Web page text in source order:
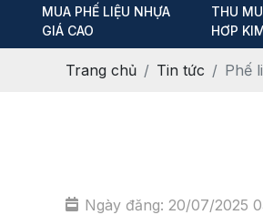
MUA PHẾ LIỆU NHỰA
GIÁ CAO
THU
HƠP
Trang chủ Tin tức Phế
Ngày đăng: 20/07/2025